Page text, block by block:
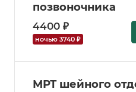
позвоночника
4400 ₽
ночью 3740 ₽
МРТ шейного